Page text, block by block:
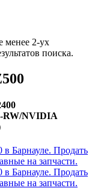
менее 2-ух
поиска.
RW/NVIDIA